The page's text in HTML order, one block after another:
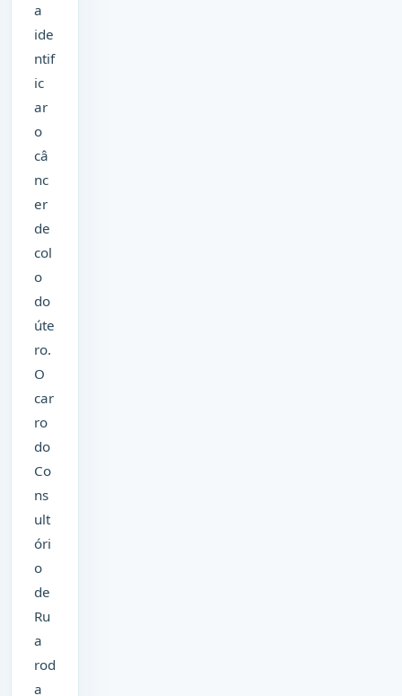
a
ide
ntif
ic
ar
o
câ
nc
er
de
col
o
do
úte
ro.
O
car
ro
do
Co
ns
ult
óri
o
de
Ru
a
rod
a